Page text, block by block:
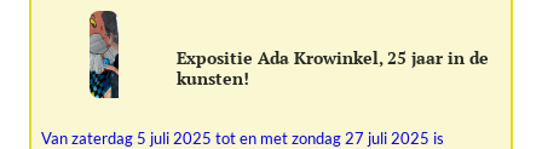
Expositie Ada Krowinkel, 25 jaar in de
kunsten!
Van zaterdag 5 juli 2025 tot en met zondag 27 juli 2025 is